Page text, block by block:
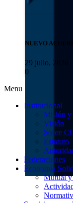
NUEVO
29 julio, 2026
0
Menu
Institucional
Misión y
Visión
Sobre
Estatuto
Federaciones
Economía
Mutual y